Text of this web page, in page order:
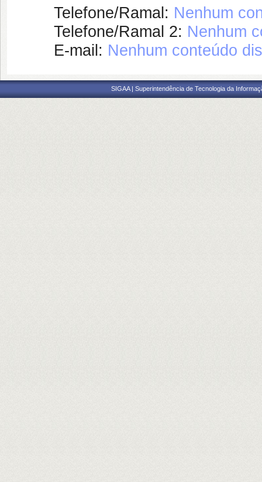
Telefone/Ramal: Nenhum
Telefone/Ramal 2: Nenhum
E-mail: Nenhum conteúdo
SIGAA | Superintendência de Tecnologia da